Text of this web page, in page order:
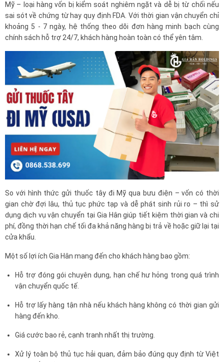
Mỹ – loại hàng vốn bị kiểm soát nghiêm ngặt và dễ bị từ chối nếu
sai sót về chứng từ hay quy định FDA. Với thời gian vận chuyển chỉ
khoảng 5 - 7 ngày, hệ thống theo dõi đơn hàng minh bạch cùng
chính sách hỗ trợ 24/7, khách hàng hoàn toàn có thể yên tâm.
So với hình thức gửi thuốc tây đi Mỹ qua bưu điện – vốn có thời
gian chờ đợi lâu, thủ tục phức tạp và dễ phát sinh rủi ro – thì sử
dụng dịch vụ vận chuyển tại Gia Hân giúp tiết kiệm thời gian và chi
phí, đồng thời hạn chế tối đa khả năng hàng bị trả về hoặc giữ lại tại
cửa khẩu.
Một số lợi ích Gia Hân mang đến cho khách hàng bao gồm:
Hỗ trợ đóng gói chuyên dụng, hạn chế hư hỏng trong quá trình
vận chuyển quốc tế.
Hỗ trợ lấy hàng tận nhà nếu khách hàng không có thời gian gửi
hàng đến kho.
Giá cước bao rẻ, cạnh tranh nhất thị trường.
Xử lý toàn bộ thủ tục hải quan, đảm bảo đúng quy định từ Việt